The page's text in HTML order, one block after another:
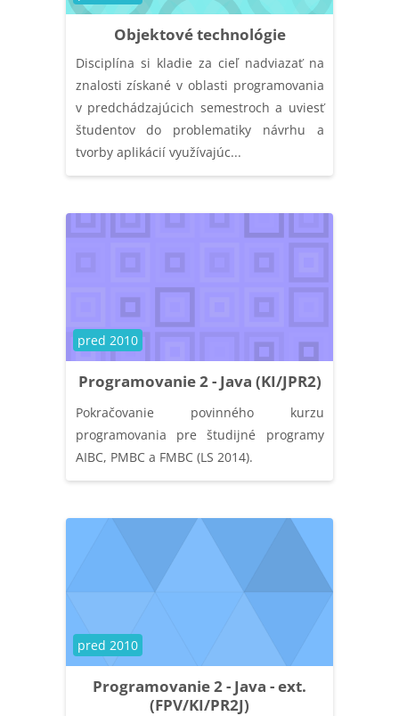
Objektové technológie
Disciplína si kladie za cieľ nadviazať na
znalosti získané v oblasti programovania
v predchádzajúcich semestroch a uviesť
študentov do problematiky návrhu a
tvorby aplikácií využívajúc...
Programovanie 2 - Java (KI/JPR2)
Course category
pred 2010
Pokračovanie povinného kurzu
programovania pre študijné programy
AIBC, PMBC a FMBC (LS 2014).
Programovanie 2 - Java - ext.
(FPV/KI/PR2J)
Course category
pred 2010